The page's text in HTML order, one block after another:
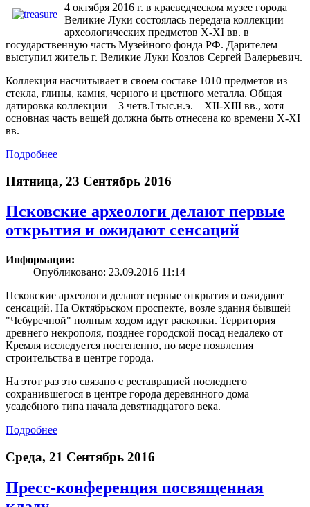
4 октября 2016 г. в краеведческом музее города
Великие Луки состоялась передача коллекции
археологических предметов X-XI вв. в
государственную часть Музейного фонда РФ. Дарителем
выступил житель г. Великие Луки Козлов Сергей Валерьевич.
Коллекция насчитывает в своем составе 1010 предметов из
стекла, глины, камня, черного и цветного металла. Общая
датировка коллекции – 3 четв.I тыс.н.э. – XII-XIII вв., хотя
основная часть вещей должна быть отнесена ко времени X-XI
вв.
Подробнее
Пятница, 23 Сентябрь 2016
Псковские археологи делают первые
открытия и ожидают сенсаций
Информация:
Опубликовано: 23.09.2016 11:14
Псковские археологи делают первые открытия и ожидают
сенсаций. На Октябрьском проспекте, возле здания бывшей
"Чебуречной" полным ходом идут раскопки. Территория
древнего некрополя, позднее городской посад недалеко от
Кремля исследуется постепенно, по мере появления
строительства в центре города.
На этот раз это связано с реставрацией последнего
сохранившегося в центре города деревянного дома
усадебного типа начала девятнадцатого века.
Подробнее
Среда, 21 Сентябрь 2016
Пресс-конференция посвященная